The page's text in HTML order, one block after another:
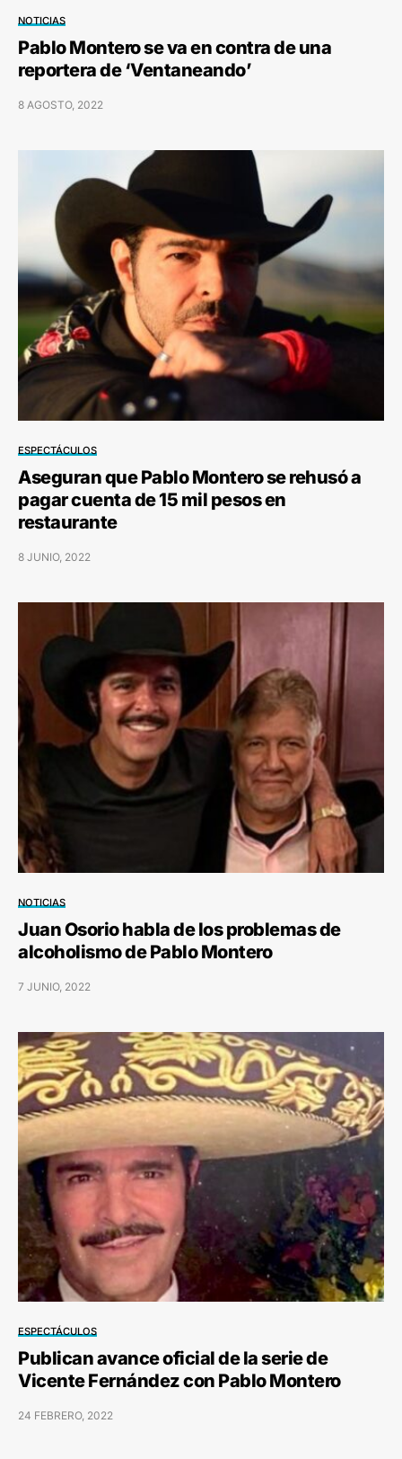
NOTICIAS
Pablo Montero se va en contra de una
reportera de ‘Ventaneando’
8 AGOSTO, 2022
ESPECTÁCULOS
Aseguran que Pablo Montero se rehusó a
pagar cuenta de 15 mil pesos en
restaurante
8 JUNIO, 2022
NOTICIAS
Juan Osorio habla de los problemas de
alcoholismo de Pablo Montero
7 JUNIO, 2022
ESPECTÁCULOS
Publican avance oficial de la serie de
Vicente Fernández con Pablo Montero
24 FEBRERO, 2022